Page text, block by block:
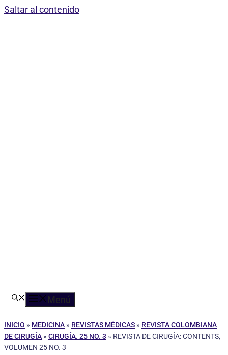
Saltar al contenido
Menú
INICIO » MEDICINA » REVISTAS MÉDICAS » REVISTA COLOMBIANA
DE CIRUGÍA » CIRUGÍA. 25 NO. 3 » REVISTA DE CIRUGÍA: CONTENTS,
VOLUMEN 25 NO. 3